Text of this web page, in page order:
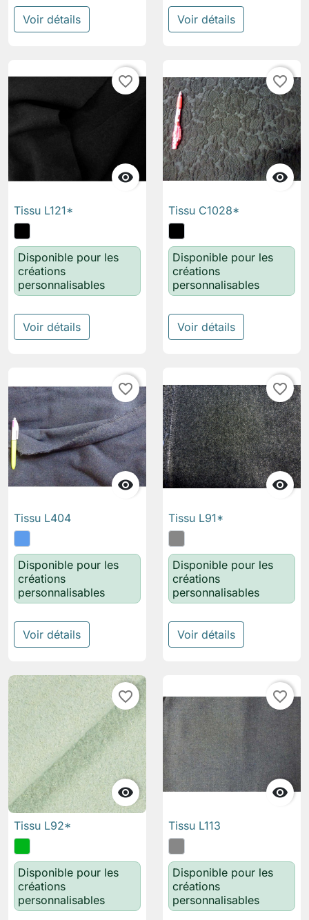
Voir détails Voir détails

favorite_border
Tissu L121*
Disponible pour les
créations
personnalisables
Voir détails

favorite_border
Tissu C1028*
Disponible pour les
créations
personnalisables
Voir détails

favorite_border
Tissu L404
Disponible pour les
créations
personnalisables
Voir détails

favorite_border
Tissu L91*
Disponible pour les
créations
personnalisables
Voir détails

favorite_border
Tissu L92*
Disponible pour les
créations
personnalisables

favorite_border
Tissu L113
Disponible pour les
créations
personnalisables